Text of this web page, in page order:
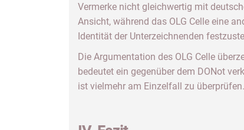
Vermerke nicht gleichwertig mit
Ansicht, während das OLG Celle eine
Identität der Unterzeichnenden
Die Argumentation des OLG Celle
bedeutet ein gegenüber dem DONot
ist vielmehr am Einzelfall zu überprüfen.